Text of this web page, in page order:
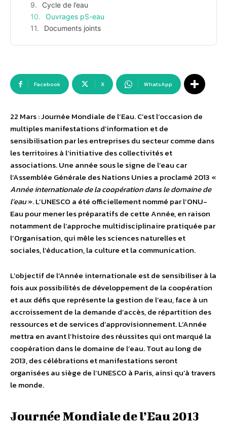
Cycle de l’eau
Ouvrages pS-eau
Documents joints
Facebook X WhatsApp
22 Mars : Journée Mondiale de l’Eau. C’est l’occasion de
multiples manifestations d’information et de
sensibilisation par les entreprises du secteur comme dans
les territoires à l’initiative des collectivités et
associations. Une année sous le signe de l’eau car
l’Assemblée Générale des Nations Unies a proclamé 2013 «
Année internationale de la coopération dans le domaine de
l’eau». L’UNESCO a été officiellement nommé par l’ONU-
Eau pour mener les préparatifs de cette Année, en raison
notamment de l’approche multidisciplinaire pratiquée par
l’Organisation, qui mêle les sciences naturelles et
sociales, l’éducation, la culture et la communication.
L’objectif de l’Année internationale est de sensibiliser à la
fois aux possibilités de développement de la coopération
et aux défis que représente la gestion de l’eau, face à un
accroissement de la demande d’accès, de répartition des
ressources et de services d’approvisionnement. L’Année
mettra en avant l’histoire des réussites qui ont marqué la
coopération dans le domaine de l’eau. Tout au long de
2013, des célébrations et manifestations seront
organisées au siège de l’UNESCO à Paris, ainsi qu’à travers
le monde.
Journée Mondiale de l’Eau 2013